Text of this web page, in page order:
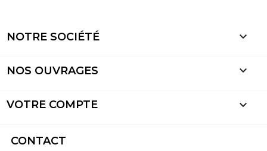
NOTRE SOCIÉTÉ 
NOS OUVRAGES 
VOTRE COMPTE 
CONTACT